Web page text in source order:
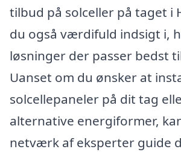
tilbud på solceller på taget i
du også værdifuld indsigt i,
løsninger der passer bedst
Uanset om du ønsker at
solcellepaneler på dit tag
alternative energiformer,
netværk af eksperter guide